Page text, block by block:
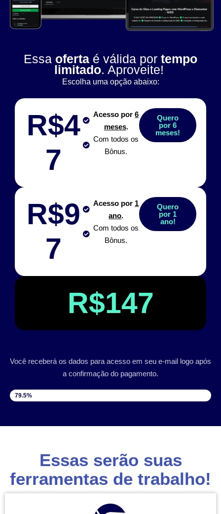
Essa oferta é válida por tempo
limitado. Aproveite!
Escolha uma opção abaixo:
R$4
7
Acesso por6
meses.
Com todos os
Bônus.
Quero
por 6
meses!
R$9
7
Acesso por 1
ano.
Com todos os
Bônus.
Quero
por 1
ano!
R$147
Você receberá os dados para acesso em seu e-mail logo após
a confirmação do pagamento.
VAGAS DISPONÍVEIS
79.5%
Essas serão suas
ferramentas de trabalho!